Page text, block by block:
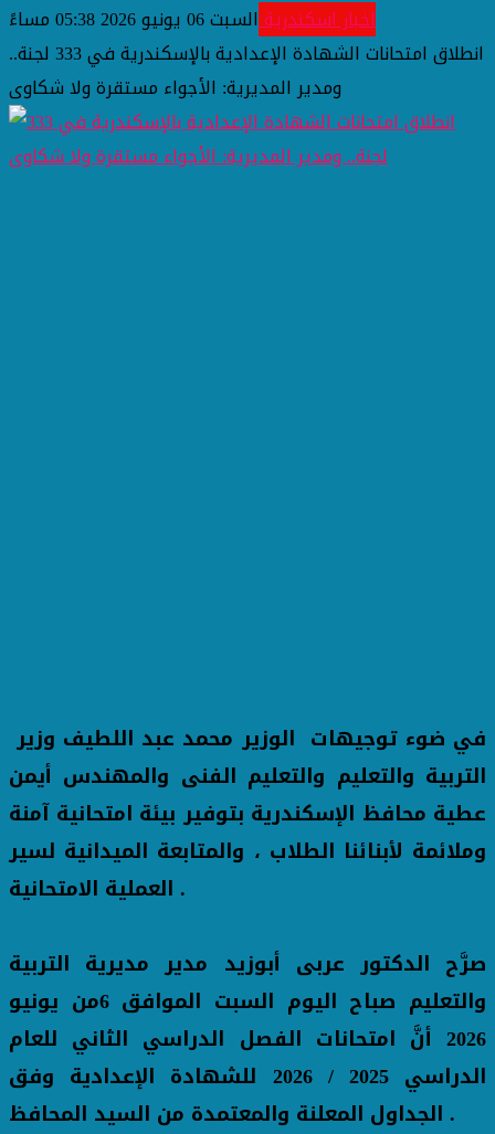
اخبار اسكندريةالسبت 06 يونيو 2026 05:38 مساءً
انطلاق امتحانات الشهادة الإعدادية بالإسكندرية في 333 لجنة..
ومدير المديرية: الأجواء مستقرة ولا شكاوى
في ضوء توجيهات الوزير محمد عبد اللطيف وزير
التربية والتعليم والتعليم الفنى والمهندس أيمن
عطية محافظ الإسكندرية بتوفير بيئة امتحانية آمنة
وملائمة لأبنائنا الطلاب ، والمتابعة الميدانية لسير
العملية الامتحانية .
صرَّح الدكتور عربى أبوزيد مدير مديرية التربية
والتعليم صباح اليوم السبت الموافق 6من يونيو
2026 أنَّ امتحانات الفصل الدراسي الثاني للعام
الدراسي 2025 / 2026 للشهادة الإعدادية وفق
الجداول المعلنة والمعتمدة من السيد المحافظ .